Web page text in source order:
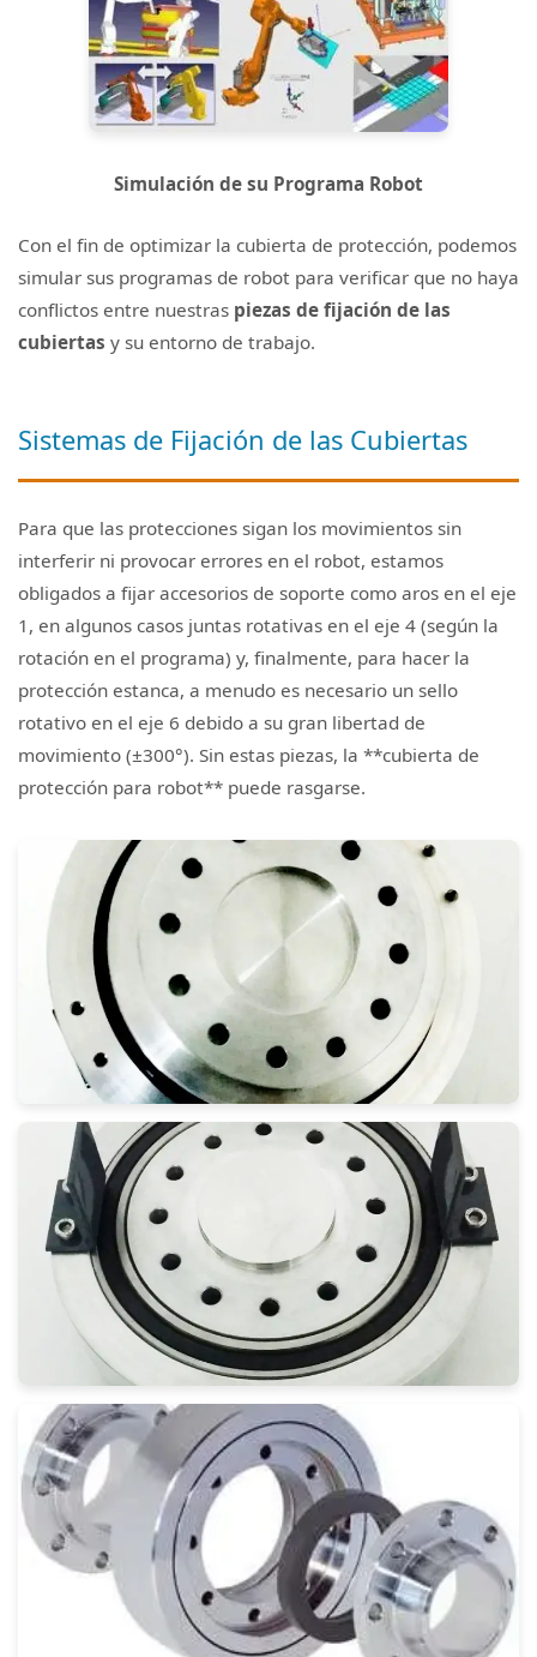
Simulación de su Programa Robot
Con el fin de optimizar la cubierta de protección, podemos
simular sus programas de robot para verificar que no haya
conflictos entre nuestras piezas de fijación de las
cubiertas y su entorno de trabajo.
Sistemas de Fijación de las Cubiertas
Para que las protecciones sigan los movimientos sin
interferir ni provocar errores en el robot, estamos
obligados a fijar accesorios de soporte como aros en el eje
1, en algunos casos juntas rotativas en el eje 4 (según la
rotación en el programa) y, finalmente, para hacer la
protección estanca, a menudo es necesario un sello
rotativo en el eje 6 debido a su gran libertad de
movimiento (±300°). Sin estas piezas, la **cubierta de
protección para robot** puede rasgarse.